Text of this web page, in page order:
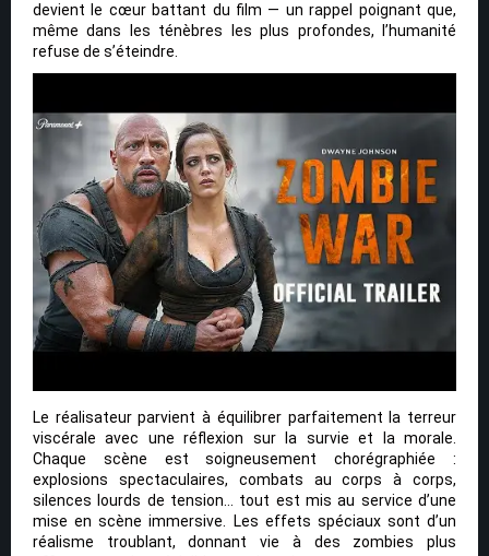
devient le cœur battant du film — un rappel poignant que,
même dans les ténèbres les plus profondes, l’humanité
refuse de s’éteindre.
Le réalisateur parvient à équilibrer parfaitement la terreur
viscérale avec une réflexion sur la survie et la morale.
Chaque scène est soigneusement chorégraphiée :
explosions spectaculaires, combats au corps à corps,
silences lourds de tension… tout est mis au service d’une
mise en scène immersive. Les effets spéciaux sont d’un
réalisme troublant, donnant vie à des zombies plus